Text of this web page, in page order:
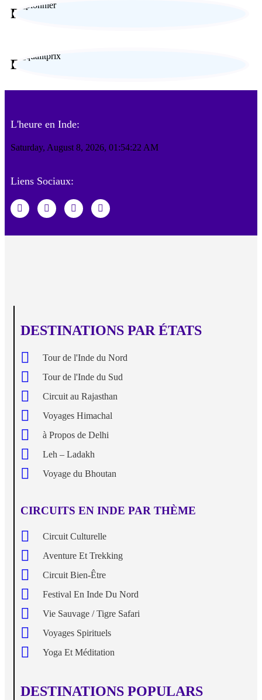
Paiement sécurisé
Engagement responsable
L'heure en Inde:
Saturday, August 8, 2026, 01:54:23 AM
Liens Sociaux:
DESTINATIONS PAR ÉTATS
Tour de l'Inde du Nord
Tour de l'Inde du Sud
Circuit au Rajasthan
Voyages Himachal
à Propos de Delhi
Leh – Ladakh
Voyage du Bhoutan
CIRCUITS EN INDE PAR THÈME
Circuit Culturelle
Aventure Et Trekking
Circuit Bien-Être
Festival En Inde Du Nord
Vie Sauvage / Tigre Safari
Voyages Spirituels
Yoga Et Méditation
DESTINATIONS POPULARS